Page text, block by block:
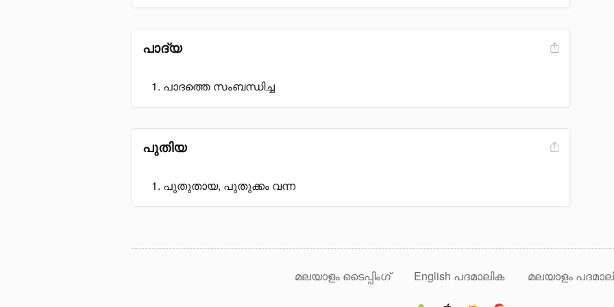
പാദ്യ
പാദത്തെ സംബന്ധിച്ച
പുതിയ
പുതുതായ, പുതുക്കം വന്ന
മലയാളം ടൈപ്പിംഗ് English പദമാലിക മലയാളം